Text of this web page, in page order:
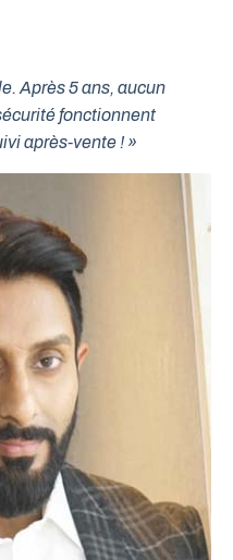
Après 5 ans, aucun
fonctionnent
après-vente ! »